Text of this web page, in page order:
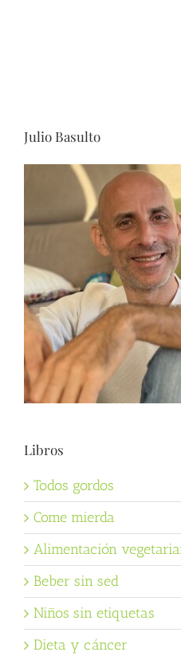
Julio Basulto
Libros
Todos gordos
Come mierda
Alimentación
Beber sin sed
Niños sin etiquetas
Dieta y cáncer